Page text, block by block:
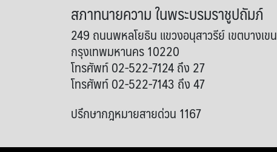
สภาทนายความ ในพระบรมราชูปถัมภ์
249 ถนนพหลโยธิน แขวงอนุสาวรีย์ เขตบางเขน
กรุงเทพมหานคร 10220
โทรศัพท์ 02-522-7124 ถึง 27
โทรศัพท์ 02-522-7143 ถึง 47
ปรึกษากฎหมายสายด่วน 1167